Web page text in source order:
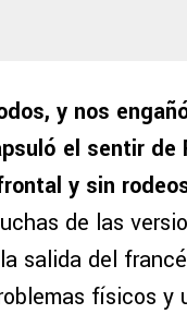
y nos
el sentir de
y sin
de las
salida del
físicos y